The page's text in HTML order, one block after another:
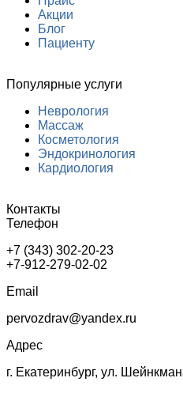
Акции
Блог
Пациенту
Популярные услуги
Неврология
Массаж
Косметология
Эндокринология
Кардиология
Контакты
Телефон
+7 (343) 302-20-23
+7-912-279-02-02
Email
pervozdrav@yandex.ru
Адрес
г. Екатеринбург, ул.